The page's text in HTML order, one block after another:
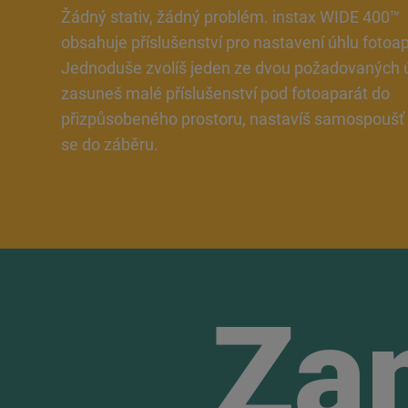
Žádný stativ, žádný problém. instax WIDE 400™
obsahuje příslušenství pro nastavení úhlu
Jednoduše zvolíš jeden ze dvou požadovaných
zasuneš malé příslušenství pod fotoaparát do
přizpůsobeného prostoru, nastavíš
se do záběru.